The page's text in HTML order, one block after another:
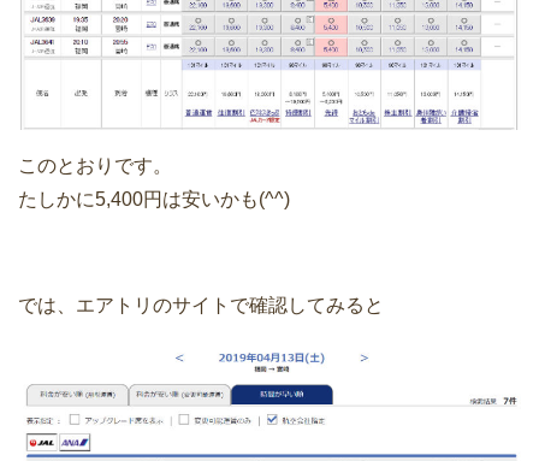
このとおりです。
たしかに5,400円は安いかも(^^)
では、エアトリのサイトで確認してみると